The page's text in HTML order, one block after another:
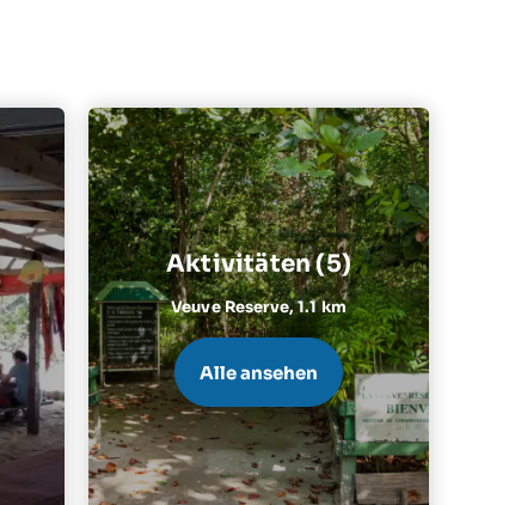
Aktivitäten (5)
Veuve Reserve,1.1 km
Alle ansehen